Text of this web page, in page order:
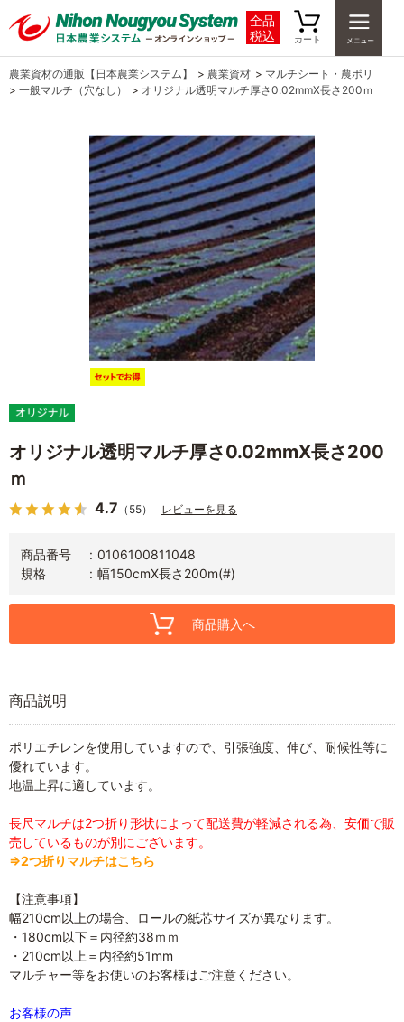
全品
税込
カート
農業資材の通販【日本農業システム】 > 農業資材 > マルチシート・農ポリ
> 一般マルチ（穴なし） > オリジナル透明マルチ厚さ0.02mmX長さ200ｍ
オリジナル透明マルチ厚さ0.02mmX長さ200
ｍ
4.7 （55） レビューを見る
商品番号
0106100811048
規格
幅150cmX長さ200m(#)
商品購入へ
商品説明
ポリエチレンを使用していますので、引張強度、伸び、耐候性等に
優れています。
地温上昇に適しています。
長尺マルチは2つ折り形状によって配送費が軽減される為、安価で販
売しているものが別にございます。
⇒2つ折りマルチはこちら
【注意事項】
幅210cm以上の場合、ロールの紙芯サイズが異なります。
・180cm以下＝内径約38ｍｍ
・210cm以上＝内径約51mm
マルチャー等をお使いのお客様はご注意ください。
お客様の声